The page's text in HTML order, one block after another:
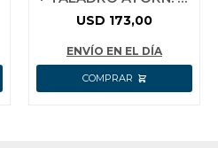
PERCUTOR 20V 62NM+
BAT+CARGADOR+VALIJ
USD 173,00
ENVÍO EN EL DÍA